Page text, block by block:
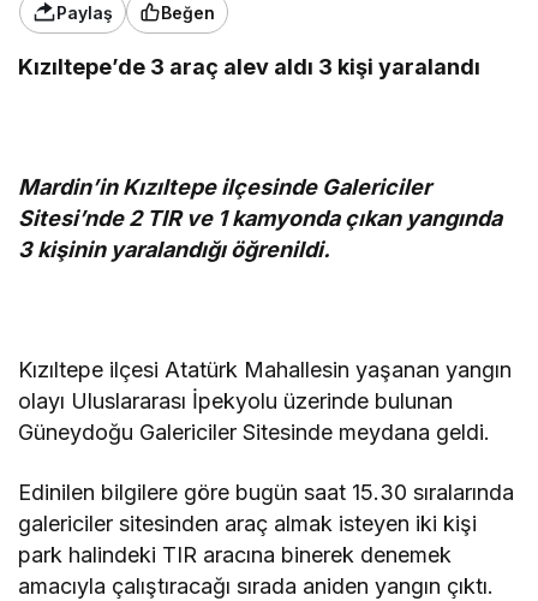
Paylaş Beğen
Kızıltepe’de 3 araç alev aldı 3 kişi yaralandı
Mardin’in Kızıltepe ilçesinde Galericiler
Sitesi’nde 2 TIR ve 1 kamyonda çıkan yangında
3 kişinin yaralandığı öğrenildi.
Kızıltepe ilçesi Atatürk Mahallesin yaşanan yangın
olayı Uluslararası İpekyolu üzerinde bulunan
Güneydoğu Galericiler Sitesinde meydana geldi.
Edinilen bilgilere göre bugün saat 15.30 sıralarında
galericiler sitesinden araç almak isteyen iki kişi
park halindeki TIR aracına binerek denemek
amacıyla çalıştıracağı sırada aniden yangın çıktı.